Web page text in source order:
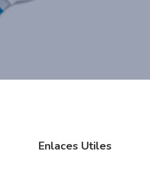
Enlaces Utiles